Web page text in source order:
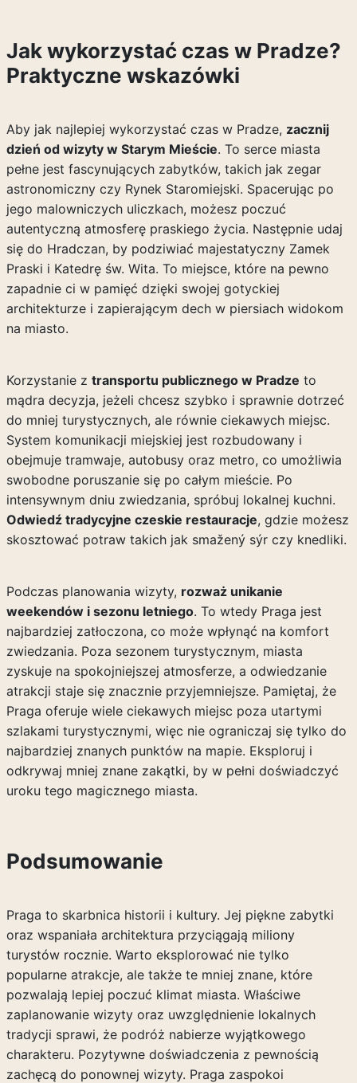
Jak wykorzystać czas w Pradze?
Praktyczne wskazówki
Aby jak najlepiej wykorzystać czas w Pradze, zacznij
dzień od wizyty w Starym Mieście. To serce miasta
pełne jest fascynujących zabytków, takich jak zegar
astronomiczny czy Rynek Staromiejski. Spacerując po
jego malowniczych uliczkach, możesz poczuć
autentyczną atmosferę praskiego życia. Następnie udaj
się do Hradczan, by podziwiać majestatyczny Zamek
Praski i Katedrę św. Wita. To miejsce, które na pewno
zapadnie ci w pamięć dzięki swojej gotyckiej
architekturze i zapierającym dech w piersiach widokom
na miasto.
Korzystanie z transportu publicznego w Pradze to
mądra decyzja, jeżeli chcesz szybko i sprawnie dotrzeć
do mniej turystycznych, ale równie ciekawych miejsc.
System komunikacji miejskiej jest rozbudowany i
obejmuje tramwaje, autobusy oraz metro, co umożliwia
swobodne poruszanie się po całym mieście. Po
intensywnym dniu zwiedzania, spróbuj lokalnej kuchni.
Odwiedź tradycyjne czeskie restauracje, gdzie możesz
skosztować potraw takich jak smažený sýr czy knedliki.
Podczas planowania wizyty, rozważ unikanie
weekendów i sezonu letniego. To wtedy Praga jest
najbardziej zatłoczona, co może wpłynąć na komfort
zwiedzania. Poza sezonem turystycznym, miasta
zyskuje na spokojniejszej atmosferze, a odwiedzanie
atrakcji staje się znacznie przyjemniejsze. Pamiętaj, że
Praga oferuje wiele ciekawych miejsc poza utartymi
szlakami turystycznymi, więc nie ograniczaj się tylko do
najbardziej znanych punktów na mapie. Eksploruj i
odkrywaj mniej znane zakątki, by w pełni doświadczyć
uroku tego magicznego miasta.
Podsumowanie
Praga to skarbnica historii i kultury. Jej piękne zabytki
oraz wspaniała architektura przyciągają miliony
turystów rocznie. Warto eksplorować nie tylko
popularne atrakcje, ale także te mniej znane, które
pozwalają lepiej poczuć klimat miasta. Właściwe
zaplanowanie wizyty oraz uwzględnienie lokalnych
tradycji sprawi, że podróż nabierze wyjątkowego
charakteru. Pozytywne doświadczenia z pewnością
zachęcą do ponownej wizyty. Praga zaspokoi